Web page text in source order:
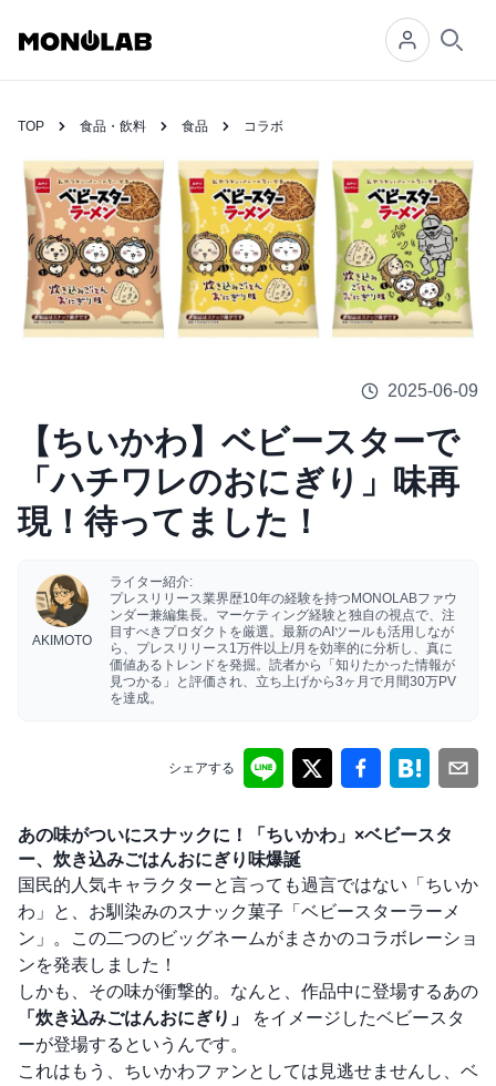
TOP 食品・飲料 食品 コラボ
2025-06-09
【ちいかわ】ベビースターで
「ハチワレのおにぎり」味再
現！待ってました！
AKIMOTO
ライター紹介:
プレスリリース業界歴10年の経験を持つMONOLABファウ
ンダー兼編集長。マーケティング経験と独自の視点で、注
目すべきプロダクトを厳選。最新のAIツールも活用しなが
ら、プレスリリース1万件以上/月を効率的に分析し、真に
価値あるトレンドを発掘。読者から「知りたかった情報が
見つかる」と評価され、立ち上げから3ヶ月で月間30万PV
を達成。
シェアする
あの味がついにスナックに！「ちいかわ」×ベビースタ
ー、炊き込みごはんおにぎり味爆誕
国民的人気キャラクターと言っても過言ではない「ちいか
わ」と、お馴染みのスナック菓子「ベビースターラーメ
ン」。この二つのビッグネームがまさかのコラボレーショ
ンを発表しました！
しかも、その味が衝撃的。なんと、作品中に登場するあの
「炊き込みごはんおにぎり」
をイメージしたベビースタ
ーが登場するというんです。
これはもう、ちいかわファンとしては見逃せませんし、ベ